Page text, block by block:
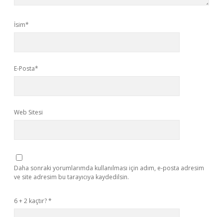
İsim*
E-Posta*
Web Sitesi
Daha sonraki yorumlarımda kullanılması için adım, e-posta adresim
ve site adresim bu tarayıcıya kaydedilsin.
6 + 2 kaçtır?*